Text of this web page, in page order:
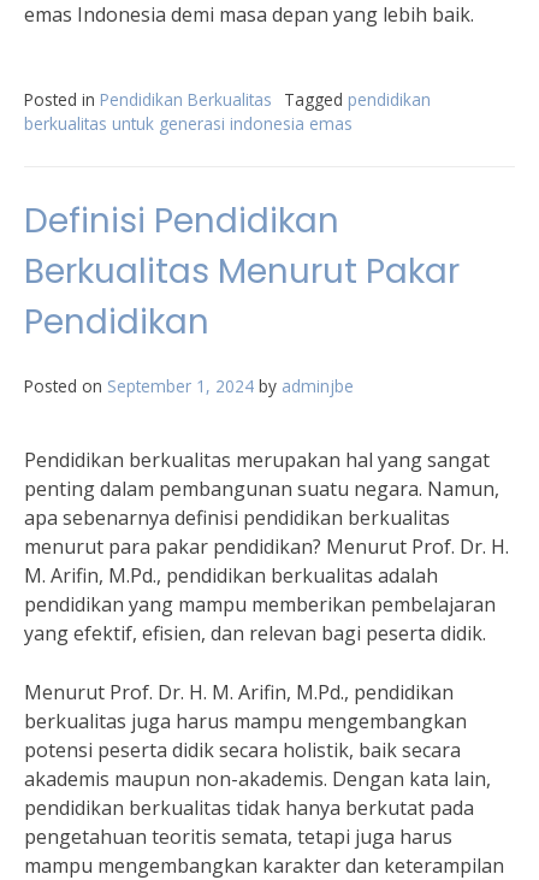
emas Indonesia demi masa depan yang lebih baik.
Posted in Pendidikan Berkualitas Tagged pendidikan
berkualitas untuk generasi indonesia emas
Definisi Pendidikan
Berkualitas Menurut Pakar
Pendidikan
Posted on September 1, 2024 by adminjbe
Pendidikan berkualitas merupakan hal yang sangat
penting dalam pembangunan suatu negara. Namun,
apa sebenarnya definisi pendidikan berkualitas
menurut para pakar pendidikan? Menurut Prof. Dr. H.
M. Arifin, M.Pd., pendidikan berkualitas adalah
pendidikan yang mampu memberikan pembelajaran
yang efektif, efisien, dan relevan bagi peserta didik.
Menurut Prof. Dr. H. M. Arifin, M.Pd., pendidikan
berkualitas juga harus mampu mengembangkan
potensi peserta didik secara holistik, baik secara
akademis maupun non-akademis. Dengan kata lain,
pendidikan berkualitas tidak hanya berkutat pada
pengetahuan teoritis semata, tetapi juga harus
mampu mengembangkan karakter dan keterampilan